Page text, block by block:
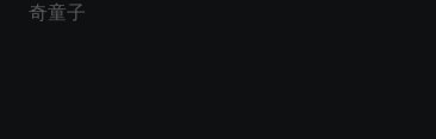
奇童子